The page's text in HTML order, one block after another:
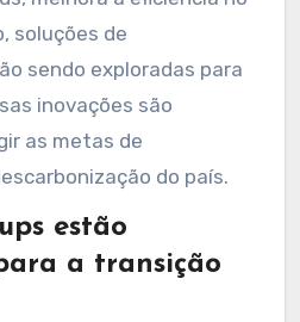
novos parques sendo
de armazenamento,
estão sendo
a estabilidade da
da gestão energética,
soluções de
sendo exploradas para
inovações são